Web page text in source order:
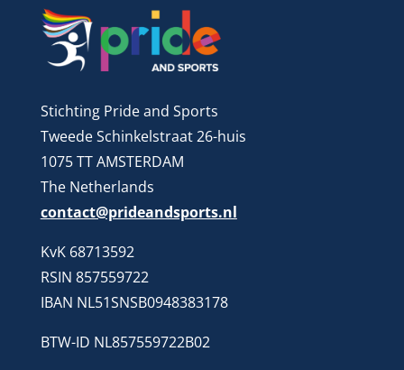
Stichting Pride and Sports
Tweede Schinkelstraat 26-huis
1075 TT AMSTERDAM
The Netherlands
contact@prideandsports.nl
KvK 68713592
RSIN 857559722
IBAN NL51SNSB0948383178
BTW-ID NL857559722B02